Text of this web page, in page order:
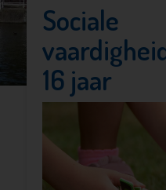
Sociale
16 jaar